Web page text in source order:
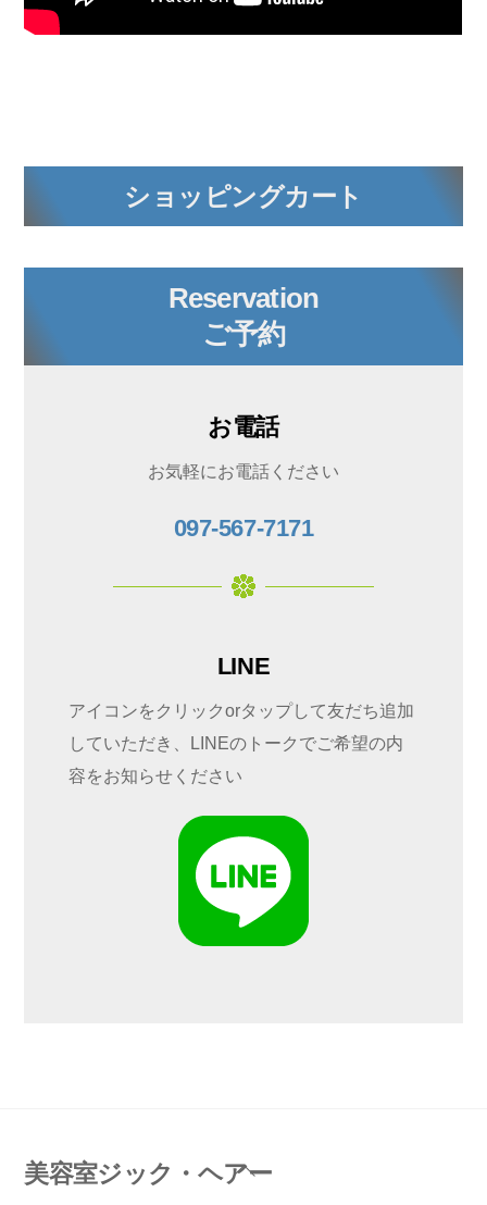
ショッピングカート
Reservation
ご予約
お電話
お気軽にお電話ください
097-567-7171
LINE
アイコンをクリックorタップして友だち追加
していただき、LINEのトークでご希望の内
容をお知らせください
Back
美容室ジック・ヘアー